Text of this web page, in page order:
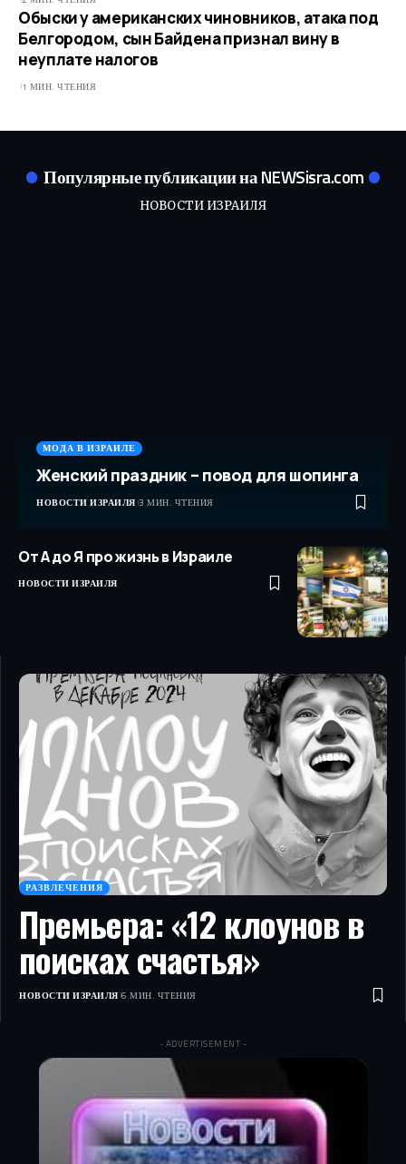
Обыски у американских чиновников, атака под
Белгородом, сын Байдена признал вину в
неуплате налогов
1 МИН. ЧТЕНИЯ
Популярные публикации на NEWSisra.com
НОВОСТИ ИЗРАИЛЯ
МОДА В ИЗРАИЛЕ
Женский праздник – повод для шопинга
НОВОСТИ ИЗРАИЛЯ 3 МИН. ЧТЕНИЯ
От А до Я про жизнь в Израиле
НОВОСТИ ИЗРАИЛЯ
РАЗВЛЕЧЕНИЯ
Премьера: «12 клоунов в
поисках счастья»
НОВОСТИ ИЗРАИЛЯ 6 МИН. ЧТЕНИЯ
- ADVERTISEMENT -